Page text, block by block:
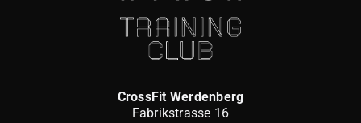
CrossFit Werdenberg
Fabrikstrasse 16